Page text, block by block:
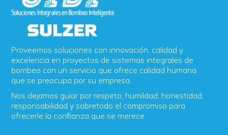
Proveemos soluciones con innovación, calidad y
excelencia en proyectos de sistemas integrales de
bombeo con un servicio que ofrece calidad humana
que se preocupa por su empresa.
Nos dejamos guiar por respeto, humildad, honestidad,
responsabilidad y sobretodo el compromiso para
ofrecerle la confianza que se merece.